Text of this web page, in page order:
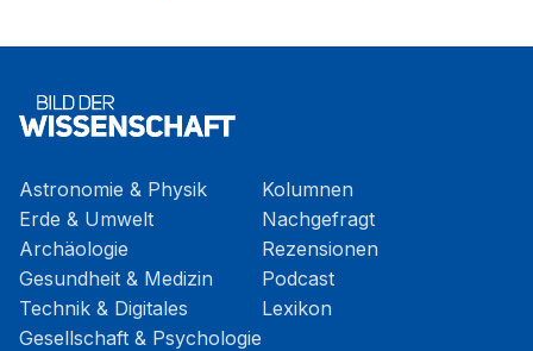
Astronomie & Physik
Erde & Umwelt
Archäologie
Gesundheit & Medizin
Technik & Digitales
Gesellschaft & Psychologie
Kolumnen
Nachgefragt
Rezensionen
Podcast
Lexikon